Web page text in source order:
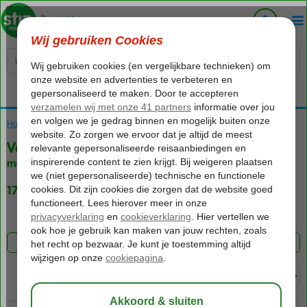
Voelt als thuiskomen...
Home Vakantie reizen
Vakantie
met vertrek vanaf luchthaven Amsterdam
1738 aanbiedingen
FILTER 1738 AANBIEDINGEN